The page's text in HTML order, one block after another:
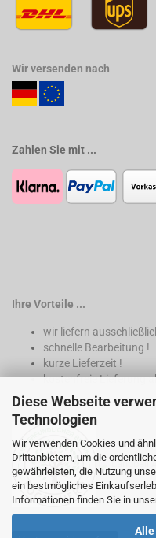
Diese Webseite
Technologien
Wir verwenden Cookies und
Drittanbietern, um die
gewährleisten, die Nutzung
ein bestmögliches
Informationen finden Sie in
Alle
Wir versenden nach
Zahlen Sie mit ...
Ihre Vorteile ...
wir liefern
schnelle Bearbeitung !
kurze Lieferzeit !
kostenfreie Lieferung
* nur innerhalb Deutschland